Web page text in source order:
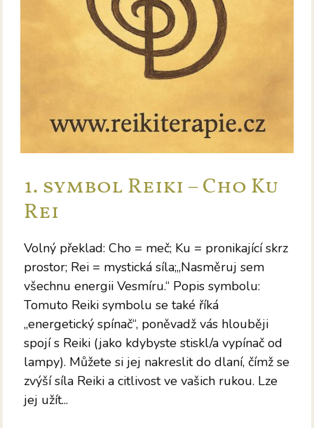
1. symbol Reiki – Cho Ku
Rei
Volný překlad: Cho = meč; Ku = pronikající skrz
prostor; Rei = mystická síla;„Nasměruj sem
všechnu energii Vesmíru.“ Popis symbolu:
Tomuto Reiki symbolu se také říká
„energetický spínač“, poněvadž vás hlouběji
spojí s Reiki (jako kdybyste stiskl/a vypínač od
lampy). Můžete si jej nakreslit do dlaní, čímž se
zvýší síla Reiki a citlivost ve vašich rukou. Lze
jej užít...